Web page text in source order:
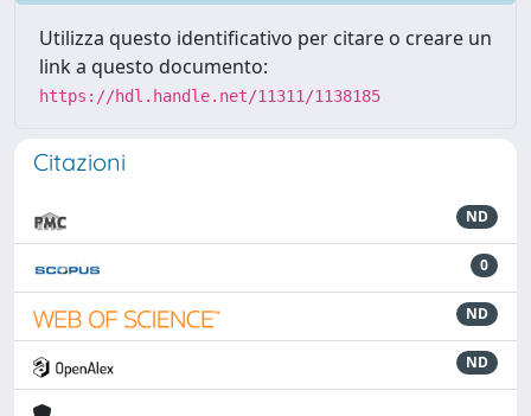
Utilizza questo identificativo per citare o creare un
link a questo documento:
https://hdl.handle.net/11311/1138185
Citazioni
ND
0
ND
ND